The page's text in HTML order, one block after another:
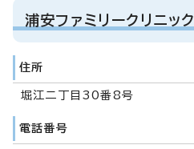
浦安ファミリークリニック
住所
堀江二丁目30番8号
電話番号